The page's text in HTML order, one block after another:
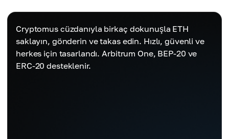
Cryptomus cüzdanıyla birkaç dokunuşla ETH
saklayın, gönderin ve takas edin. Hızlı, güvenli ve
herkes için tasarlandı. Arbitrum One, BEP-20 ve
ERC-20 desteklenir.